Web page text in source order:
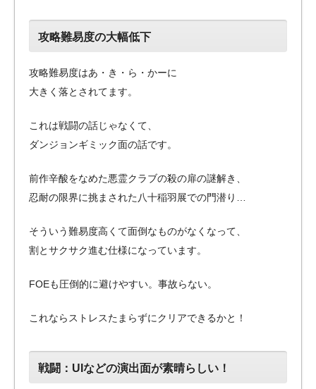
攻略難易度の大幅低下
攻略難易度はあ・き・ら・かーに
大きく落とされてます。
これは戦闘の話じゃなくて、
ダンジョンギミック面の話です。
前作辛酸をなめた悪霊クラブの殺の扉の謎解き、
忍耐の限界に挑まされた八十稲羽展での門潜り…
そういう難易度高くて面倒なものがなくなって、
割とサクサク進む仕様になっています。
FOEも圧倒的に避けやすい。事故らない。
これならストレスたまらずにクリアできるかと！
戦闘：UIなどの演出面が素晴らしい！